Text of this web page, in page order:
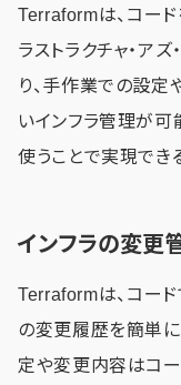
Terraformは、コード
ラストラクチャ・アズ
り、手作業での設
いインフラ管理が可
使うことで実現でき
インフラの変更
Terraformは、コード
の変更履歴を簡単に
定や変更内容はコー